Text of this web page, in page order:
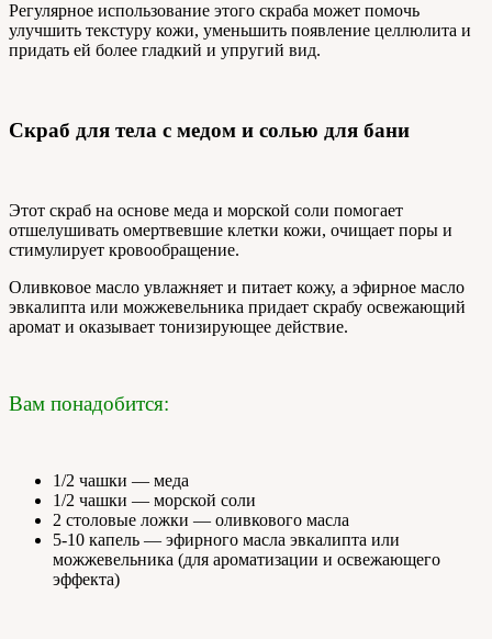
Регулярное использование этого скраба может помочь
улучшить текстуру кожи, уменьшить появление целлюлита и
придать ей более гладкий и упругий вид.
Скраб для тела с медом и солью для бани
Этот скраб на основе меда и морской соли помогает
отшелушивать омертвевшие клетки кожи, очищает поры и
стимулирует кровообращение.
Оливковое масло увлажняет и питает кожу, а эфирное масло
эвкалипта или можжевельника придает скрабу освежающий
аромат и оказывает тонизирующее действие.
Вам понадобится:
1/2 чашки — меда
1/2 чашки — морской соли
2 столовые ложки — оливкового масла
5-10 капель — эфирного масла эвкалипта или
можжевельника (для ароматизации и освежающего
эффекта)